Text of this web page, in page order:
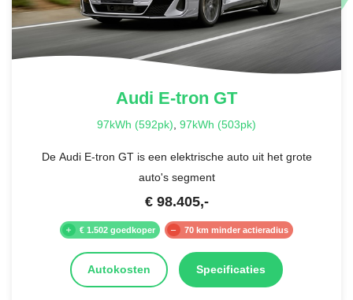
€ 0,-
529A - Nappa leder | nevagrijs/Biskajeblauw + 561 - Design,
lichtgevende gordelsloten voor- en achteraan
Audi E-tron GT
97kWh (592pk), 97kWh (503pk)
De Audi E-tron GT is een elektrische auto uit het grote
auto's segment
€ 98.405,-
€ 1.502 goedkoper 70 km minder actieradius
Autokosten Specificaties